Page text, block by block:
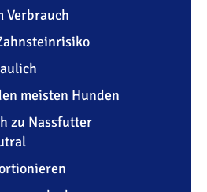
Verbrauch
meisten Hunden
zu Nassfutter